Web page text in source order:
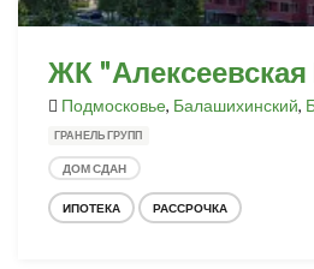
ЖК
Подмосковье, Балашихинский,
ГРАНЕЛЬ ГРУПП
ДОМ СДАН
ИПОТЕКА РАССРОЧКА